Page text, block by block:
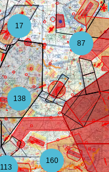
138
160
113
87
17